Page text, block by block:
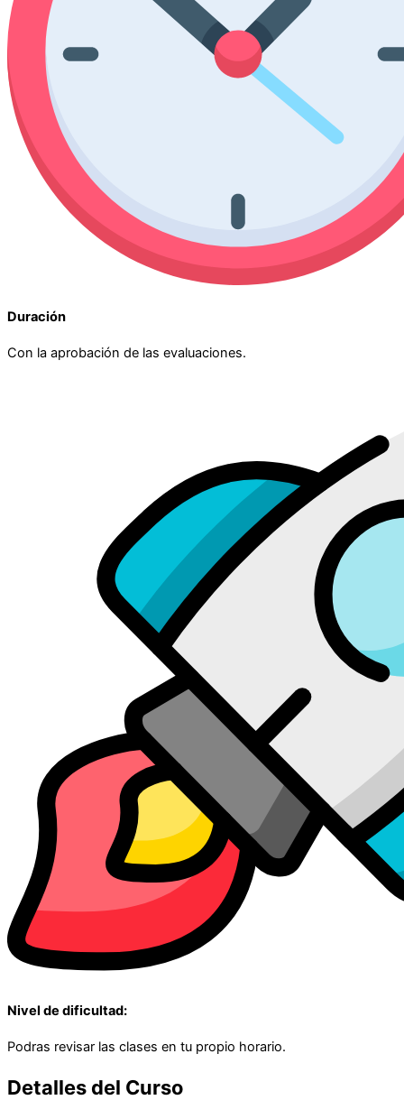
Duración
Con la aprobación de las evaluaciones.
Nivel de dificultad:
Podras revisar las clases en tu propio horario.
Detalles del Curso